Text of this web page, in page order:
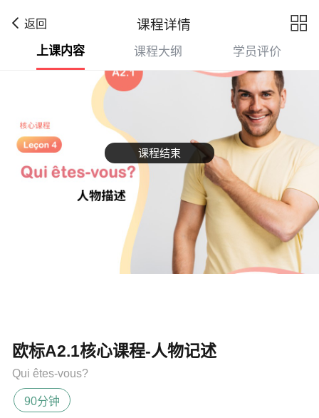
返回 课程详情 
课程结束
上课内容 课程大纲 学员评价
欧标A2.1核心课程-人物记述
Qui êtes-vous?
90分钟